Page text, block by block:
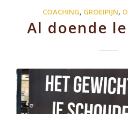
COACHING, GROEIPIJN,
Al doende